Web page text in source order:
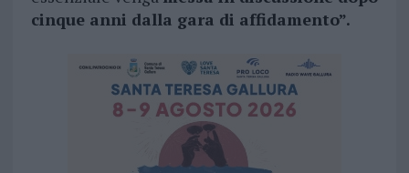
cinque anni dalla gara di affidamento”.